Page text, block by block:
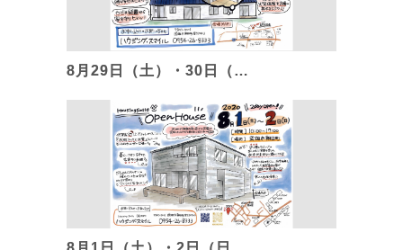
8月29日（土）・30日（…